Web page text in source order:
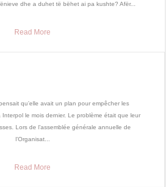
dhe a duhet të bëhet ai pa kushte? Afër...
Read More
qu’elle avait un plan pour empêcher les
le mois dernier. Le problème était que leur
Lors de l’assemblée générale annuelle de
l’Organisat...
Read More